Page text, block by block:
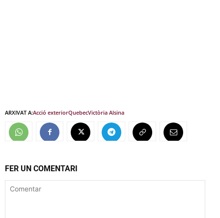
ARXIVAT A:Acció exteriorQuebecVictòria Alsina
FER UN COMENTARI